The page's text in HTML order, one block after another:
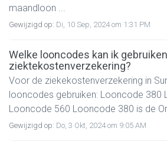
maandloon ...
Gewijzigd op: Di, 10 Sep, 2024 om 1:31 PM
Welke looncodes kan ik
ziektekostenverzekering?
Voor de ziekekostenverzekering in
looncodes gebruiken: Looncode 380
Looncode 560 Looncode 380 is de
Gewijzigd op: Do, 3 Okt, 2024 om 9:05 AM